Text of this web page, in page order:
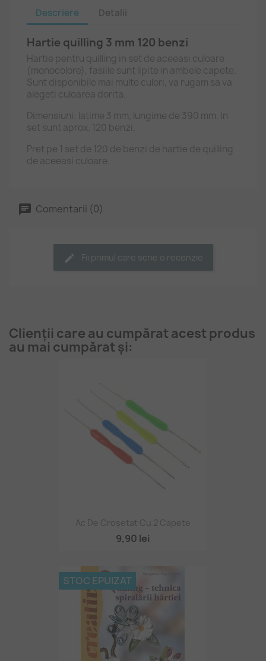
Descriere Detalii
Hartie quilling 3 mm 120 benzi
Hartie pentru quilling in set de aceeasi culoare
(monocolore), fasiile sunt lipite in ambele capete.
Sunt disponibile mai multe culori, va rugam sa va
alegeti culoarea dorita.
Dimensiuni: latime 3 mm, lungime de 390 mm. In
set sunt aprox. 120 benzi.
Pret pe 1 set de 120 de benzi de hartie de quilling
de aceeasi culoare.
Comentarii (0)
Fii primul care scrie o recenzie
Clienții care au cumpărat acest produs
au mai cumpărat și:
Ac De Croșetat Cu 2 Capete
9,90 lei
STOC EPUIZAT